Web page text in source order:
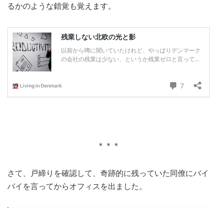
るかのような錯覚も覚えます。
＊＊＊
さて、戸締りを確認して、奇跡的に残っていた同僚にバイ
バイを言ってからオフィスを出ました。